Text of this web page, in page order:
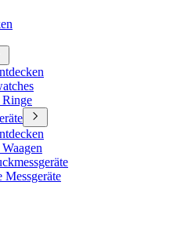
Ringe
Messgeräte